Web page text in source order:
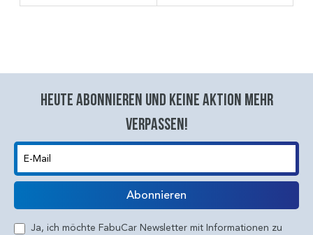
Heute abonnieren und keine aktion mehr
verpassen!
E-Mail
Abonnieren
Ja, ich möchte FabuCar Newsletter mit Informationen zu